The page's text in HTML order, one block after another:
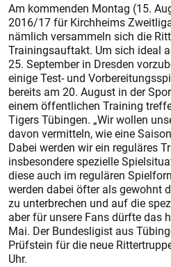
Am kommenden Montag (15.
2016/17 für Kirchheims
nämlich versammeln sich die
Trainingsauftakt. Um sich ideal
25. September in Dresden
einige Test- und
bereits am 20. August in der
einem öffentlichen Training
Tigers Tübingen. „Wir wollen
davon vermitteln, wie eine
Dabei werden wir ein reguläres
insbesondere spezielle
diese auch im regulären
werden dabei öfter als gewohnt
zu unterbrechen und auf die
aber für unsere Fans dürfte das
Mai. Der Bundesligist aus
Prüfstein für die neue
Uhr.